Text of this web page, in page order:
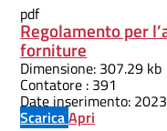
pdf
Regolamento per
forniture
Dimensione: 307.29 kb
Contatore : 391
Date inserimento:
ScaricaApri